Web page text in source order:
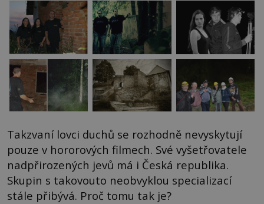
Takzvaní lovci duchů se rozhodně nevyskytují
pouze v hororových filmech. Své vyšetřovatele
nadpřirozených jevů má i Česká republika.
Skupin s takovouto neobvyklou specializací
stále přibývá. Proč tomu tak je?